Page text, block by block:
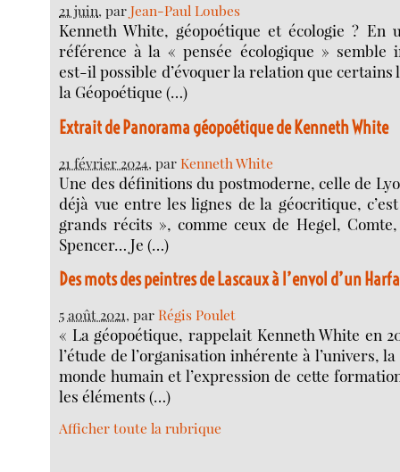
21 juin, parJean-Paul Loubes
Kenneth White, géopoétique et écologie ? En
référence à la « pensée écologique » semble
est-il possible d’évoquer la relation que certains
la Géopoétique (…)
Extrait de Panorama géopoétique de Kenneth White
21 février 2024, parKenneth White
Une des définitions du postmoderne, celle de
déjà vue entre les lignes de la géocritique, c’est
grands récits », comme ceux de Hegel,
Spencer… Je (…)
Des mots des peintres de Lascaux à l’envol d’un
5 août 2021, parRégis Poulet
« La géopoétique, rappelait Kenneth White en
l’étude de l’organisation inhérente à l’univers,
monde humain et l’expression de cette
les éléments (…)
Afficher toute la rubrique